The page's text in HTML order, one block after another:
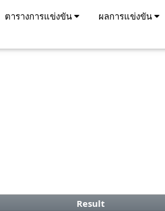
ตารางการแข่งขัน ผลการแข่งขัน
Result